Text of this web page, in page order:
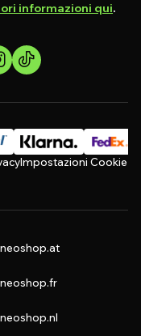
informazioni qui.
Impostazioni Cookie